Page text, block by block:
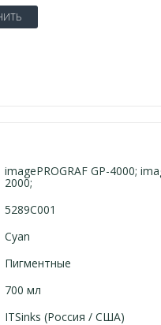
imagePROGRAF GP-4000;
2000;
5289C001
Cyan
Пигментные
700 мл
ITSinks (Россия / США)